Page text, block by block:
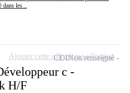
dans les...
c -
H/F
CDINon renseigné
Ajouter cette offre à ma sélection